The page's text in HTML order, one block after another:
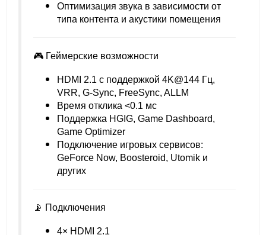
Оптимизация звука в зависимости от
типа контента и акустики помещения
🎮 Геймерские возможности
HDMI 2.1 с поддержкой 4K@144 Гц,
VRR, G-Sync, FreeSync, ALLM
Время отклика <0.1 мс
Поддержка HGIG, Game Dashboard,
Game Optimizer
Подключение игровых сервисов:
GeForce Now, Boosteroid, Utomik и
других
📡 Подключения
4× HDMI 2.1